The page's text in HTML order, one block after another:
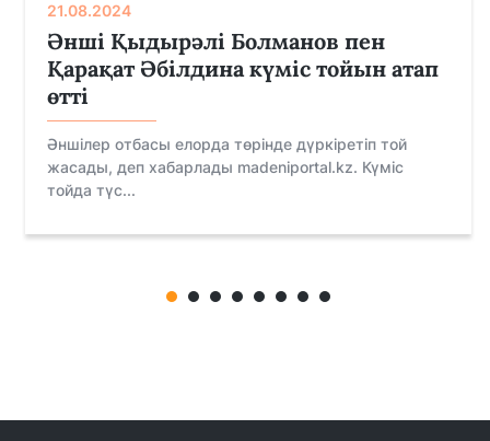
21.08.2024
Әнші Қыдырәлі Болманов пен
Қарақат Әбілдина күміс тойын атап
өтті
Әншілер отбасы елорда төрінде дүркіретіп той
жасады, деп хабарлады madeniportal.kz. Күміс
тойда түс...